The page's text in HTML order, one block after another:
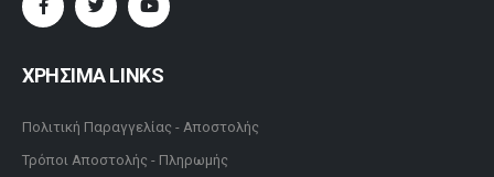
ΧΡΗΣΙΜΑ LINKS
Πολιτική Παραγγελίας - Αποστολής
Τρόποι Αποστολής - Πληρωμής